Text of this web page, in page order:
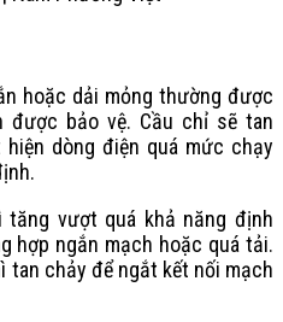
hoặc dải mỏng thường được
được bảo vệ. Cầu chỉ sẽ tan
dòng điện quá mức chạy
vượt quá khả năng định
hợp ngắn mạch hoặc quá tải.
tan chảy để ngắt kết nối mạch